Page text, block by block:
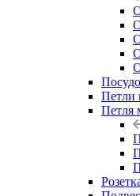
Петли
Петля